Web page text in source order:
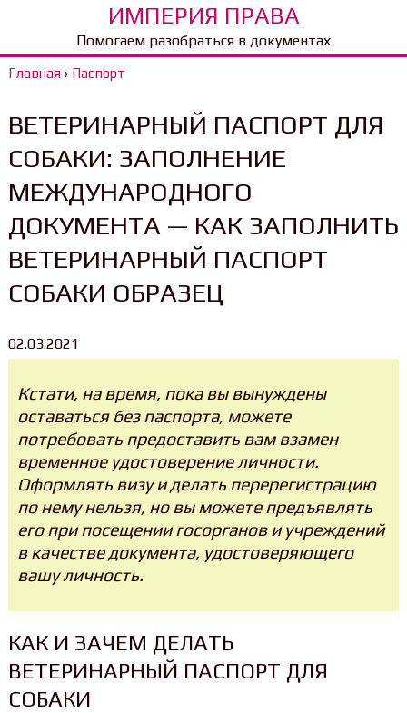
ИМПЕРИЯ ПРАВА
Помогаем разобраться в документах
Главная› Паспорт
ВЕТЕРИНАРНЫЙ ПАСПОРТ ДЛЯ
СОБАКИ: ЗАПОЛНЕНИЕ
МЕЖДУНАРОДНОГО
ДОКУМЕНТА — КАК ЗАПОЛНИТЬ
ВЕТЕРИНАРНЫЙ ПАСПОРТ
СОБАКИ ОБРАЗЕЦ
02.03.2021
Кстати, на время, пока вы вынуждены
оставаться без паспорта, можете
потребовать предоставить вам взамен
временное удостоверение личности.
Оформлять визу и делать перерегистрацию
по нему нельзя, но вы можете предъявлять
его при посещении госорганов и учреждений
в качестве документа, удостоверяющего
вашу личность.
КАК И ЗАЧЕМ ДЕЛАТЬ
ВЕТЕРИНАРНЫЙ ПАСПОРТ ДЛЯ
СОБАКИ